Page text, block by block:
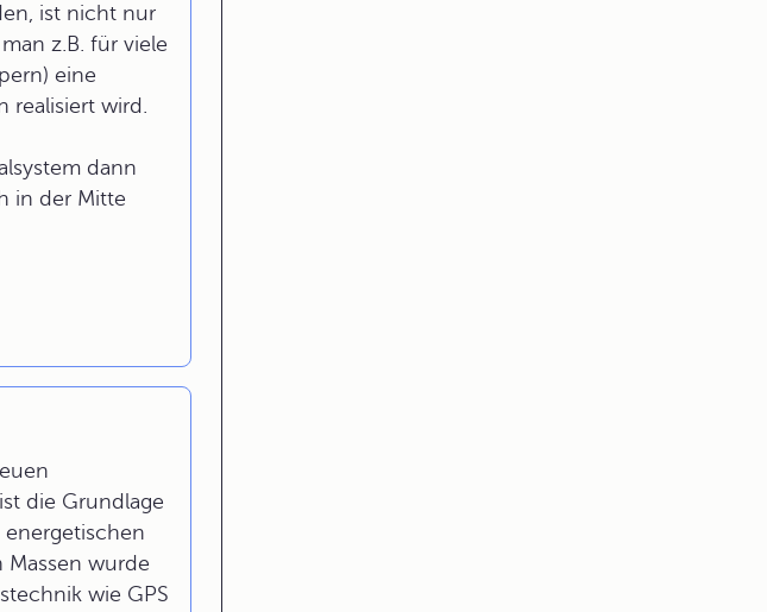
ist nicht nur
z.B. für viele
eine
realisiert wird.
dann
in der Mitte
die Grundlage
Massen wurde
wie GPS